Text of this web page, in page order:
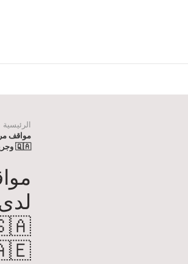
الرئيسية
🇶🇦 وجرير أبوظبي🇦🇪 )
)